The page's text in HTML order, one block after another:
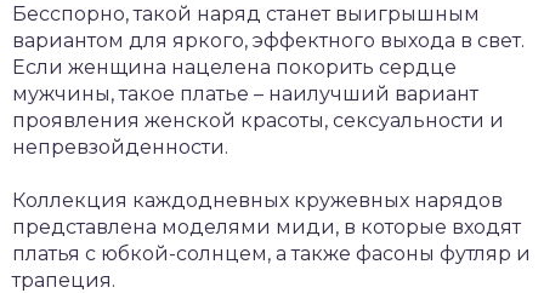
Бесспорно, такой наряд станет выигрышным
вариантом для яркого, эффектного выхода в свет.
Если женщина нацелена покорить сердце
мужчины, такое платье – наилучший вариант
проявления женской красоты, сексуальности и
непревзойденности.
Коллекция каждодневных кружевных нарядов
представлена моделями миди, в которые входят
платья с юбкой-солнцем, а также фасоны футляр и
трапеция.